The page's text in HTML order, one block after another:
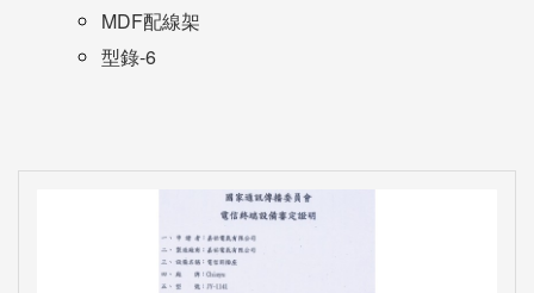
MDF配線架
型錄-6